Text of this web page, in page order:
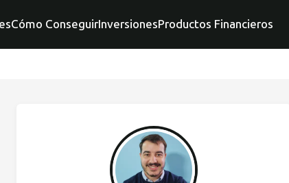
Cómo ConseguirInversionesProductos Financieros